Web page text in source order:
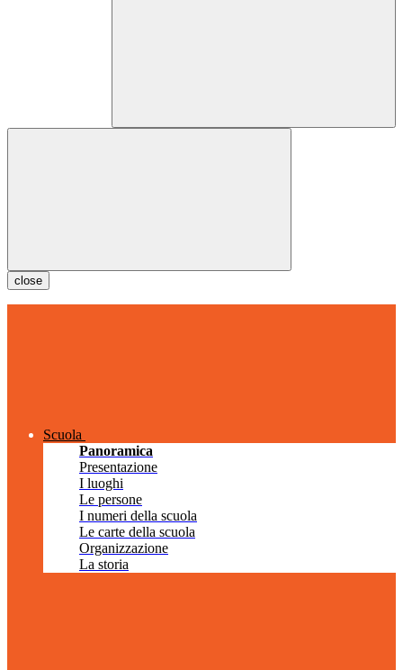
close
Scuola
Panoramica
Presentazione
I luoghi
Le persone
I numeri della scuola
Le carte della scuola
Organizzazione
La storia